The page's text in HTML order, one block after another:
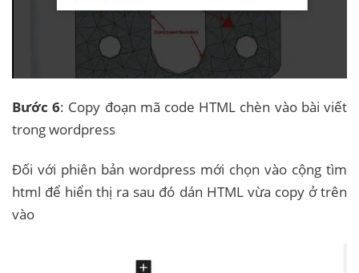
Bước 6: Copy đoạn mã code HTML chèn vào bài viết
trong wordpress
Đối với phiên bản wordpress mới chọn vào cộng tìm
html để hiển thị ra sau đó dán HTML vừa copy ở trên
vào